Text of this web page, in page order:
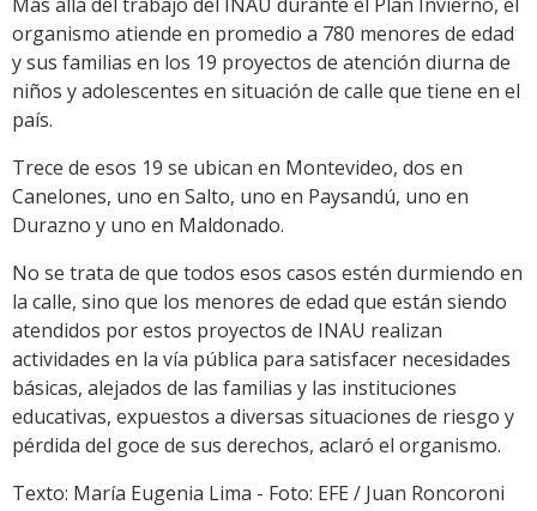
organismo atiende en promedio a 780 menores de edad
y sus familias en los 19 proyectos de atención diurna de
niños y adolescentes en situación de calle que tiene en el
país.
Trece de esos 19 se ubican en Montevideo, dos en
Canelones, uno en Salto, uno en Paysandú, uno en
Durazno y uno en Maldonado.
No se trata de que todos esos casos estén durmiendo en
la calle, sino que los menores de edad que están siendo
atendidos por estos proyectos de INAU realizan
actividades en la vía pública para satisfacer necesidades
básicas, alejados de las familias y las instituciones
educativas, expuestos a diversas situaciones de riesgo y
pérdida del goce de sus derechos, aclaró el organismo.
Texto: María Eugenia Lima - Foto: EFE / Juan Roncoroni